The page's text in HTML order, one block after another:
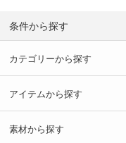
条件から探す
カテゴリーから探す
アイテムから探す
素材から探す